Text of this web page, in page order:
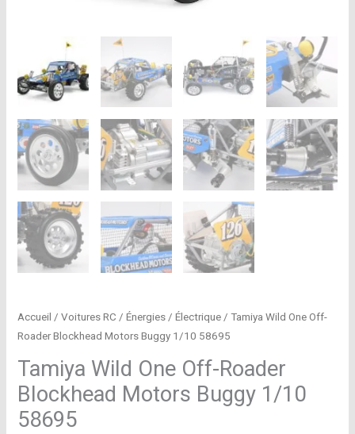
Accueil /Voitures RC /Énergies /Électrique / Tamiya Wild One Off-
Roader Blockhead Motors Buggy 1/10 58695
Tamiya Wild One Off-Roader
Blockhead Motors Buggy 1/10
58695